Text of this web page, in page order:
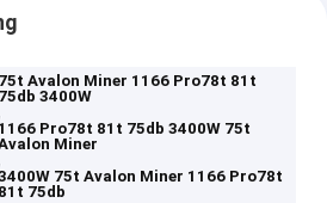
75t Avalon Miner 1166 Pro78t 81t
75db 3400W
1166 Pro78t 81t 75db 3400W 75t
Miner
75t Avalon Miner 1166 Pro78t
81t 75db